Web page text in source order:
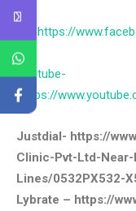
https://
Youtube-
https://
Justdial- https://
Clinic-Pvt-Ltd-
Lines/0532PX532-
Lybrate – https://